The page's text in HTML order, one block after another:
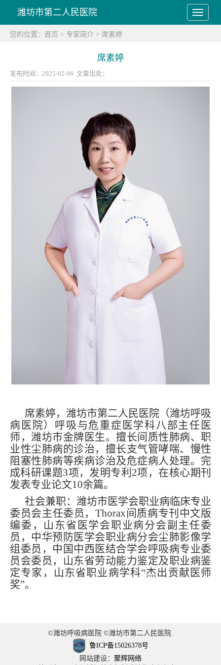
潍坊市第二人民医院
您的位置： 首页 > 专家简介 > 席素婷
席素婷
发布时间：2025-02-06 文章出处：
席素婷，潍坊市第二人民医院（潍坊呼吸
病医院）呼吸与危重症医学科八部主任医
师，潍坊市金牌医生。擅长间质性肺病、职
业性尘肺病的诊治，擅长支气管哮喘、慢性
阻塞性肺病等疾病诊治及危症病人处理。完
成科研课题3项，发明专利2项，在核心期刊
发表专业论文10余篇。
社会兼职：潍坊市医学会职业病临床专业
委员会主任委员，Thorax间质病专刊中文版
编委，山东省医学会职业病分会副主任委
员，中华预防医学会职业病分会尘肺影像学
组委员，中国中西医结合学会呼吸病专业委
员会委员，山东省劳动能力鉴定及职业病鉴
定专家，山东省职业病学科“杰出贡献医师
奖”。
©潍坊呼吸病医院 ©潍坊市第二人民医院.
鲁ICP备15026378号
网站建设： 聚辉网络